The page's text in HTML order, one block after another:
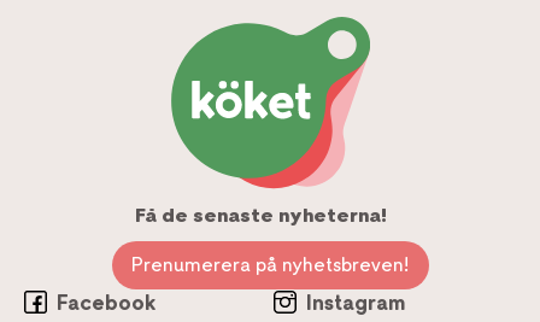
Få de senaste nyheterna!
Prenumerera på nyhetsbreven!
Facebook
Instagram